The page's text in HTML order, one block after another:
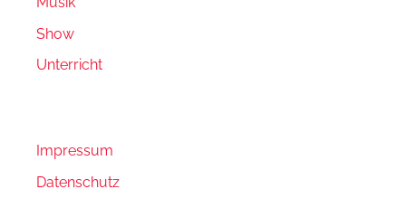
Show
Unterricht
Impressum
Datenschutz